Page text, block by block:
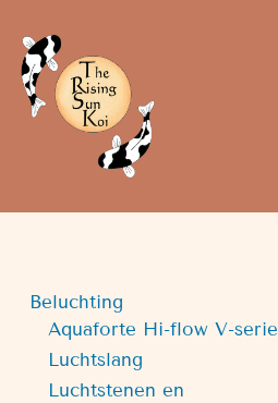
Beluchting
Aquaforte Hi-flow V-serie
Luchtslang
Luchtstenen en